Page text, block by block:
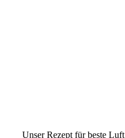
Unser Rezept für beste Luft